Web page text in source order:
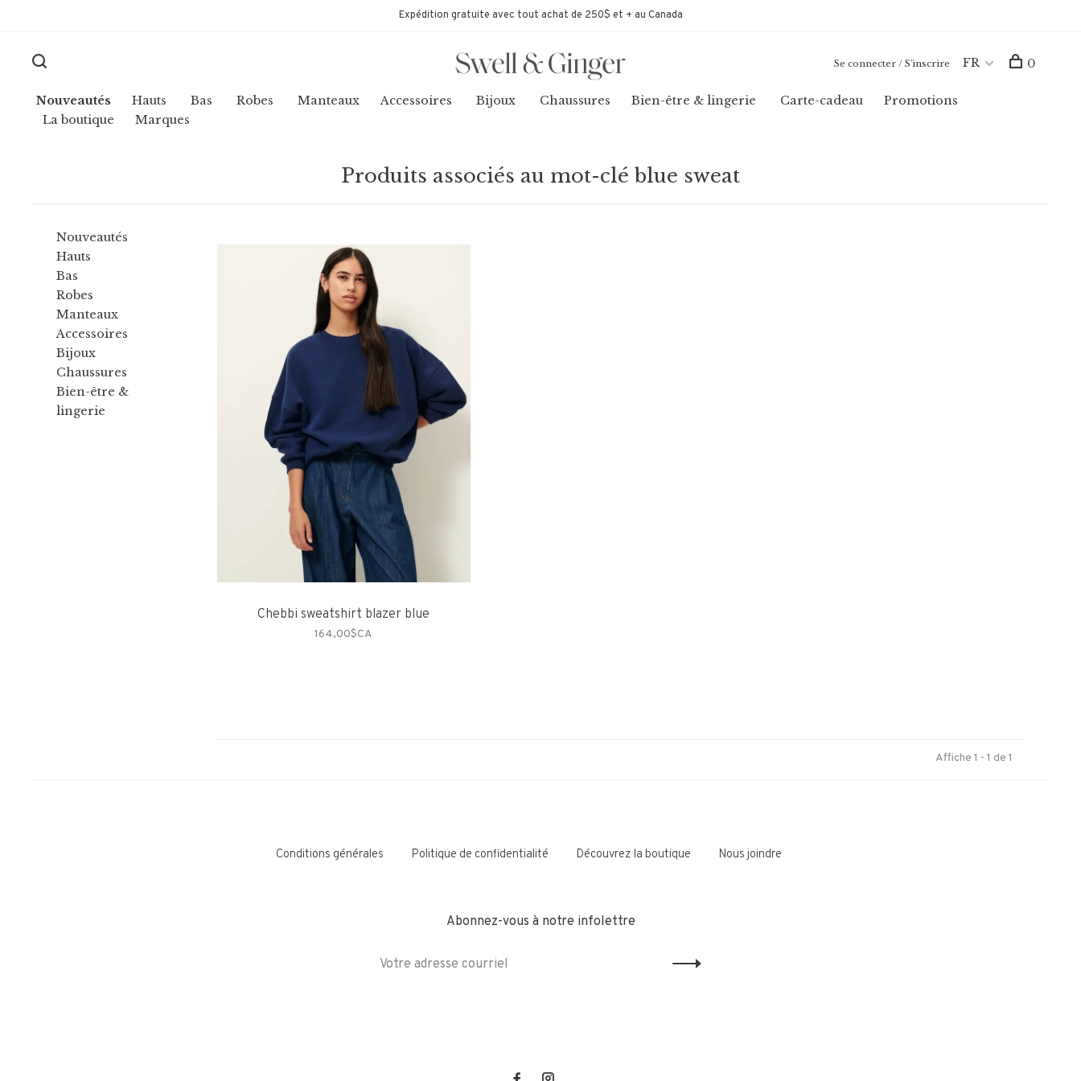
Expédition gratuite avec tout achat de 250$ et + au Canada
Nouveautés Hauts Bas Robes Manteaux Accessoires Bijoux Chaussures Bien-être & lingerie Carte-cadeau
Promotions
La boutique
Marques
Se connecter / S'inscrire FR 0
Produits associés au mot-clé blue sweat
Nouveautés
Hauts
Bas
Robes
Manteaux
Accessoires
Bijoux
Chaussures
Bien-être &
lingerie
Chebbi sweatshirt blazer blue
164,00$CA
Affiche 1 - 1 de 1
Conditions générales Politique de confidentialité Découvrez la boutique Nous joindre
Abonnez-vous à notre infolettre